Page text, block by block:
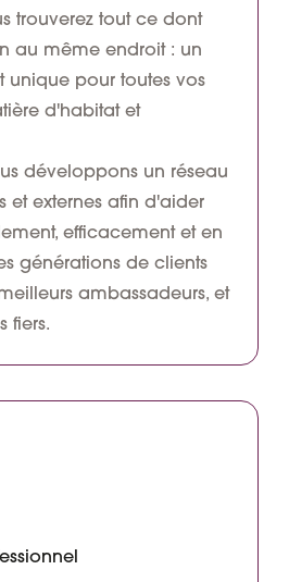
trouverez tout ce dont
au même endroit : un
uniquepour toutes vos
d'habitat et
développons un réseau
et externes afin d'aider
efficacement et en
générations de clients
ambassadeurs, et
fiers.